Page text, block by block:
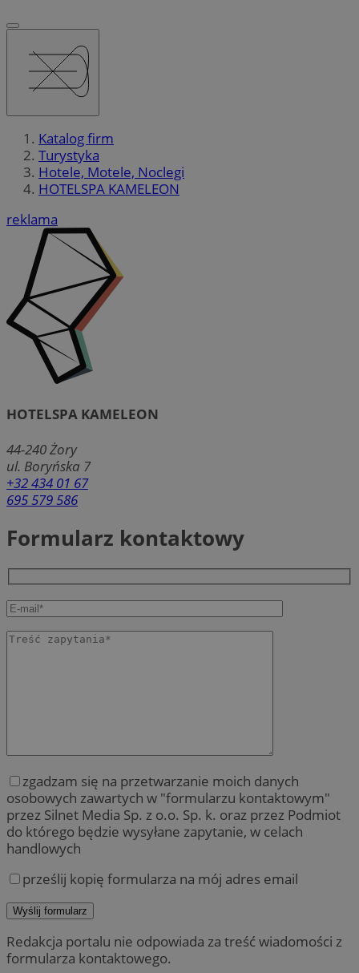
Katalog firm
Turystyka
Hotele, Motele, Noclegi
HOTELSPA KAMELEON
reklama
HOTELSPA KAMELEON
44-240Żory
ul. Boryńska 7
+32 434 01 67
695 579 586
Formularz kontaktowy
zgadzam się na przetwarzanie moich danych
osobowych zawartych w "formularzu kontaktowym"
przez Silnet Media Sp. z o.o. Sp. k. oraz przez Podmiot
do którego będzie wysyłane zapytanie, w celach
handlowych
prześlij kopię formularza na mój adres email
Redakcja portalu nie odpowiada za treść wiadomości z
formularza kontaktowego.